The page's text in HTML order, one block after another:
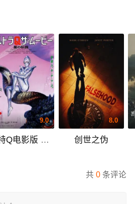
9.0
奥特Q电影版 星之传说
8.0
创世之伪
共0 条评论